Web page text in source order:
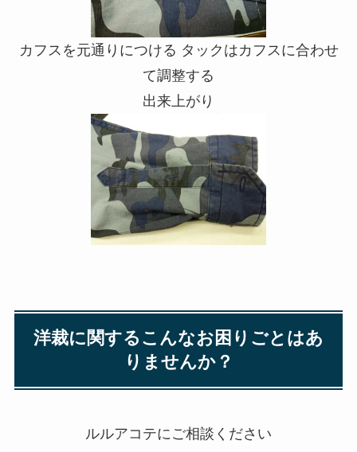
カフスを元通りにつける タックはカフスに合わせ
て調整する
出来上がり
洋裁に関するこんなお困りごとはあ
りませんか？
ルルアコテにご相談ください